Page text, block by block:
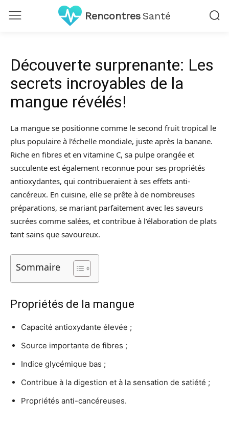
RencontresSanté
Découverte surprenante: Les
secrets incroyables de la
mangue révélés!
La mangue se positionne comme le second fruit tropical le
plus populaire à l’échelle mondiale, juste après la banane.
Riche en fibres et en vitamine C, sa pulpe orangée et
succulente est également reconnue pour ses propriétés
antioxydantes, qui contribueraient à ses effets anti-
cancéreux. En cuisine, elle se prête à de nombreuses
préparations, se mariant parfaitement avec les saveurs
sucrées comme salées, et contribue à l’élaboration de plats
tant sains que savoureux.
Sommaire
Propriétés de la mangue
Capacité antioxydante élevée ;
Source importante de fibres ;
Indice glycémique bas ;
Contribue à la digestion et à la sensation de satiété ;
Propriétés anti-cancéreuses.